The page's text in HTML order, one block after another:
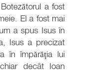
a fost
El a fost mai
a spus Isus în
Isus a precizat
în împărăţia lui
decât Ioan